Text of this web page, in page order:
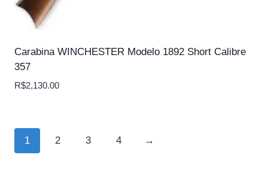
Carabina WINCHESTER Modelo 1892 Short Calibre
357
R$2,130.00
1 2 3 4 →